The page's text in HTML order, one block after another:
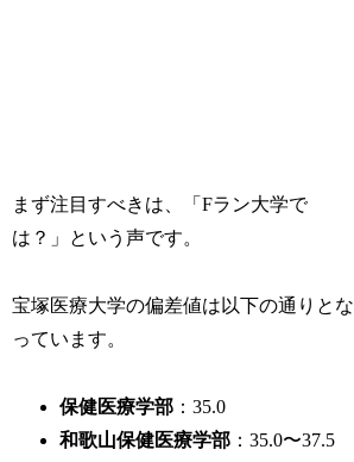
まず注目すべきは、「Fラン大学で
は？」という声です。
宝塚医療大学の偏差値は以下の通りとな
っています。
保健医療学部 ：35.0
和歌山保健医療学部 ：35.0〜37.5